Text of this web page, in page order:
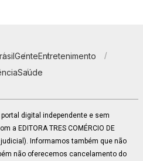
GenteEntretenimento
Saúde
portal digital independente e sem
a EDITORA TRES COMÉRCIO DE
judicial). Informamos também que não
não oferecemos cancelamento do